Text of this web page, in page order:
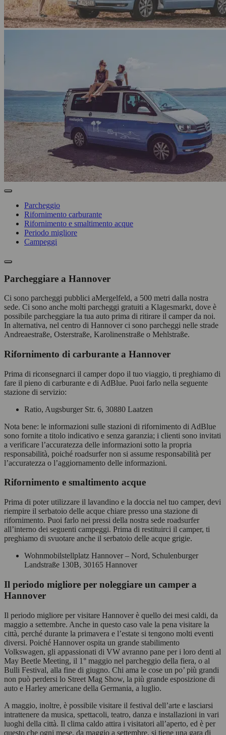
Parcheggio
Rifornimento carburante
Rifornimento e smaltimento acque
Periodo migliore
Campeggi
Parcheggiare a Hannover
Ci sono parcheggi pubblici aMergelfeld, a 500 metri dalla nostra
sede. Ci sono anche molti parcheggi gratuiti a Klagesmarkt, dove è
possibile parcheggiare la tua auto prima di ritirare il camper da noi.
In alternativa, nel centro di Hannover ci sono parcheggi nelle strade
Andreaestraße, Osterstraße, Karolinenstraße o Mehlstraße.
Rifornimento di carburante a Hannover
Prima di riconsegnarci il camper dopo il tuo viaggio, ti preghiamo di
fare il pieno di carburante e di AdBlue. Puoi farlo nella seguente
stazione di servizio:
Ratio, Augsburger Str. 6, 30880 Laatzen
Nota bene: le informazioni sulle stazioni di rifornimento di AdBlue
sono fornite a titolo indicativo e senza garanzia; i clienti sono invitati
a verificare l’accuratezza delle informazioni sotto la propria
responsabilità, poiché roadsurfer non si assume responsabilità per
l’accuratezza o l’aggiornamento delle informazioni.
Rifornimento e smaltimento acque
Prima di poter utilizzare il lavandino e la doccia nel tuo camper, devi
riempire il serbatoio delle acque chiare presso una stazione di
rifornimento. Puoi farlo nei pressi della nostra sede roadsurfer
all’interno dei seguenti campeggi. Prima di restituirci il camper, ti
preghiamo di svuotare anche il serbatoio delle acque grigie.
Wohnmobilstellplatz Hannover – Nord, Schulenburger
Landstraße 130B, 30165 Hannover
Il periodo migliore per noleggiare un camper a
Hannover
Il periodo migliore per visitare Hannover è quello dei mesi caldi, da
maggio a settembre. Anche in questo caso vale la pena visitare la
città, perché durante la primavera e l’estate si tengono molti eventi
diversi. Poiché Hannover ospita un grande stabilimento
Volkswagen, gli appassionati di VW avranno pane per i loro denti al
May Beetle Meeting, il 1° maggio nel parcheggio della fiera, o al
Bulli Festival, alla fine di giugno. Chi ama le cose un po’ più grandi
non può perdersi lo Street Mag Show, la più grande esposizione di
auto e Harley americane della Germania, a luglio.
A maggio, inoltre, è possibile visitare il festival dell’arte e lasciarsi
intrattenere da musica, spettacoli, teatro, danza e installazioni in vari
luoghi della città. Il clima caldo attira i visitatori all’aperto, ed è per
questo che ogni mese, da maggio a settembre, si tiene una gara di